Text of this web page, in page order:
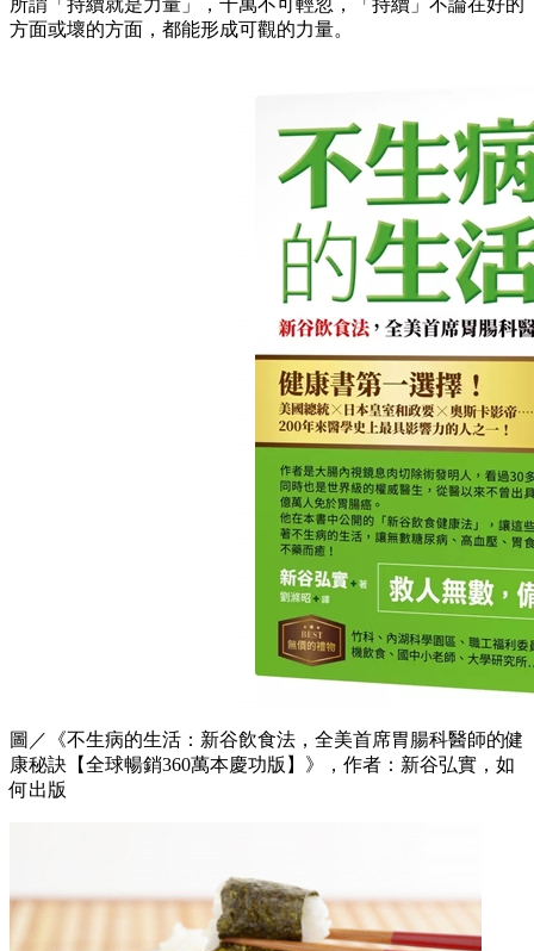
所謂「持續就是力量」，千萬不可輕忽，「持續」不論在好的
方面或壞的方面，都能形成可觀的力量。
圖／《不生病的生活：新谷飲食法，全美首席胃腸科醫師的健
康秘訣【全球暢銷360萬本慶功版】》，作者：新谷弘實，如
何出版